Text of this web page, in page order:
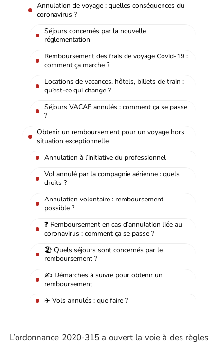
Annulation de voyage : quelles conséquences du
coronavirus ?
Séjours concernés par la nouvelle
réglementation
Remboursement des frais de voyage Covid-19 :
comment ça marche ?
Locations de vacances, hôtels, billets de train :
qu’est-ce qui change ?
Séjours VACAF annulés : comment ça se passe
?
Obtenir un remboursement pour un voyage hors
situation exceptionnelle
Annulation à l’initiative du professionnel
Vol annulé par la compagnie aérienne : quels
droits ?
Annulation volontaire : remboursement
possible ?
❓ Remboursement en cas d’annulation liée au
coronavirus : comment ça se passe ?
🏖️ Quels séjours sont concernés par le
remboursement ?
✍️ Démarches à suivre pour obtenir un
remboursement
✈️ Vols annulés : que faire ?
L’ordonnance 2020-315 a ouvert la voie à des règles